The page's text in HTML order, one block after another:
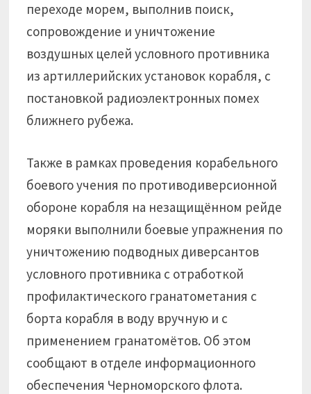
переходе морем, выполнив поиск,
сопровождение и уничтожение
воздушных целей условного противника
из артиллерийских установок корабля, с
постановкой радиоэлектронных помех
ближнего рубежа.
Также в рамках проведения корабельного
боевого учения по противодиверсионной
обороне корабля на незащищённом рейде
моряки выполнили боевые упражнения по
уничтожению подводных диверсантов
условного противника с отработкой
профилактического гранатометания с
борта корабля в воду вручную и с
применением гранатомётов. Об этом
сообщают в отделе информационного
обеспечения Черноморского флота.